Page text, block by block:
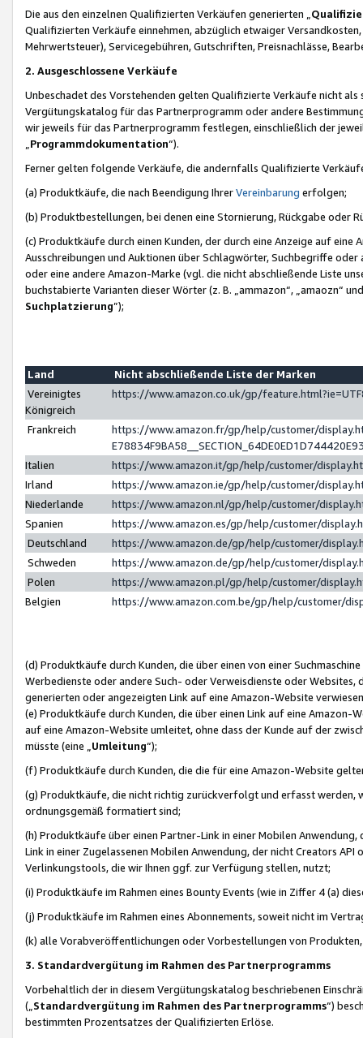
Die aus den einzelnen Qualifizierten Verkäufen generierten „
Qualifizierten Verkäufe einnehmen, abzüglich etwaiger
Mehrwertsteuer), Servicegebühren, Gutschriften, Preisnachlässe,
2. Ausgeschlossene Verkäufe
Unbeschadet des Vorstehenden gelten Qualifizierte Verkäufe nicht
Vergütungskatalog für das Partnerprogramm oder andere
wir jeweils für das Partnerprogramm festlegen, einschließlich der
Programmdokumentation“).
Ferner gelten folgende Verkäufe, die andernfalls Qualifizierte
(a) Produktkäufe, die nach Beendigung IhrerVereinbarung erfolgen;
(b) Produktbestellungen, bei denen eine Stornierung, Rückgabe oder
(c) Produktkäufe durch einen Kunden, der durch eine Anzeige auf
Ausschreibungen und Auktionen über Schlagwörter, Suchbegriffe
oder eine andere Amazon-Marke (vgl. die nicht abschließende Liste
buchstabierte Varianten dieser Wörter (z. B. „ammazon“, „amaozn“
Suchplatzierung”);
Land
Nicht abschließende Liste der Marken
Vereinigtes
Königreich
https://www.amazon.co.uk/gp/
Frankreich
https://www.amazon.fr/gp/help/customer/
Italien
https://www.amazon.it/gp/help/customer/
Irland
https://www.amazon.ie/gp/help/customer/
Niederlande
https://www.amazon.nl/gp/help/customer/
Spanien
https://www.amazon.es/gp/help/customer/
Deutschland
https://www.amazon.de/gp/help/customer/
Schweden
https://www.amazon.de/gp/help/customer/
Polen
https://www.amazon.pl/gp/help/customer/
Belgien
https://www.amazon.com.be/gp/help/customer/
(d) Produktkäufe durch Kunden, die über einen von einer
Werbedienste oder andere Such- oder Verweisdienste oder Websites,
generierten oder angezeigten Link auf eine Amazon-Website
(e) Produktkäufe durch Kunden, die über einen Link auf eine
auf eine Amazon-Website umleitet, ohne dass der Kunde auf der
müsste (eine „ Umleitung“);
(f) Produktkäufe durch Kunden, die die für eine Amazon-Website
(g) Produktkäufe, die nicht richtig zurückverfolgt und erfasst werden,
ordnungsgemäß formatiert sind;
(h) Produktkäufe über einen Partner-Link in einer Mobilen
Link in einer Zugelassenen Mobilen Anwendung, der nicht Creators
Verlinkungstools, die wir Ihnen ggf. zur Verfügung stellen, nutzt;
(i) Produktkäufe im Rahmen eines Bounty Events (wie in Ziffer 4 (a)
(j) Produktkäufe im Rahmen eines Abonnements, soweit nicht im
(k) alle Vorabveröffentlichungen oder Vorbestellungen von
3. Standardvergütung im Rahmen des Partnerprogramms
Vorbehaltlich der in diesem Vergütungskatalog beschriebenen
(„ Standardvergütung im Rahmen des Partnerprogramms“)
bestimmten Prozentsatzes der Qualifizierten Erlöse.